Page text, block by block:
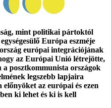
mint politikai pártoktól
Európa eszméje
európai integrációjának
az Európai Unió létrejötte,
posztkommunista országok
legszebb lapjaira
az európai és ezen
ki lehet és ki is kell